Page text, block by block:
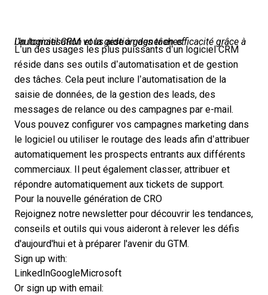
Un
logiciel CRM vous aide à gagner en efficacité grâce à l’automatisation et la gestion des tâches.
L’un des usages les plus puissants d’un logiciel CRM
réside dans ses outils d’automatisation et de gestion
des tâches. Cela peut inclure l’automatisation de la
saisie de données, de la gestion des leads, des
messages de relance ou des campagnes par e-mail.
Vous pouvez configurer vos campagnes marketing dans
le logiciel ou utiliser le routage des leads afin d’attribuer
automatiquement les prospects entrants aux différents
commerciaux. Il peut également classer, attribuer et
répondre automatiquement aux tickets de support.
Pour la nouvelle génération de CRO
Rejoignez notre newsletter pour découvrir les tendances,
conseils et outils qui vous aideront à relever les défis
d'aujourd'hui et à préparer l'avenir du GTM.
Sign up with:
LinkedInGoogleMicrosoft
Or sign up with email: